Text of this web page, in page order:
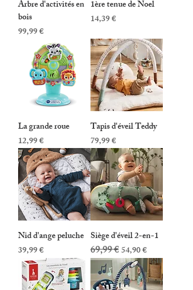
Arbre d'activités en
bois
Prix
99,99 €
1ère tenue de Noel
Prix
14,39 €
La grande roue
Prix
12,99 €
Tapis d'éveil Teddy
Prix
79,99 €
Nid d'ange peluche
Prix
39,99 €
Siège d'éveil 2-en-1
Prix original
69,99 €Prix promotionnel
54,90 €